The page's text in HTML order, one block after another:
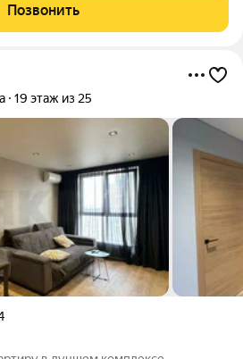
Позвонить
19 этаж из 25